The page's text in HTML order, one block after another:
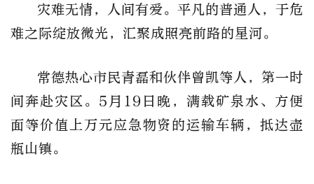
灾难无情，人间有爱。平凡的普通人，于危
难之际绽放微光，汇聚成照亮前路的星河。
常德热心市民青磊和伙伴曾凯等人，第一时
间奔赴灾区。5月19日晚，满载矿泉水、方便
面等价值上万元应急物资的运输车辆，抵达壶
瓶山镇。